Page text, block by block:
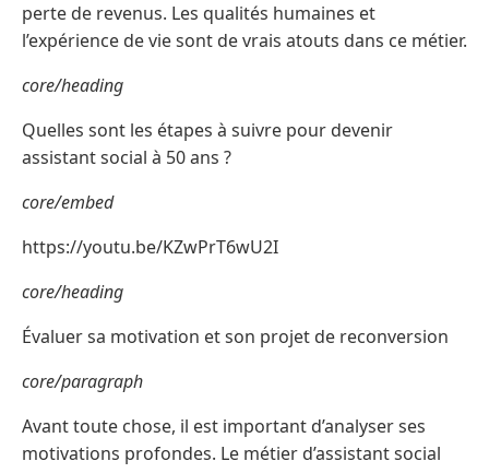
perte de revenus. Les qualités humaines et
l’expérience de vie sont de vrais atouts dans ce métier.
core/heading
Quelles sont les étapes à suivre pour devenir
assistant social à 50 ans ?
core/embed
https://youtu.be/KZwPrT6wU2I
core/heading
Évaluer sa motivation et son projet de reconversion
core/paragraph
Avant toute chose, il est important d’analyser ses
motivations profondes. Le métier d’assistant social